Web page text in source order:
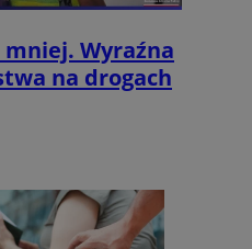
Wyraźna
na drogach